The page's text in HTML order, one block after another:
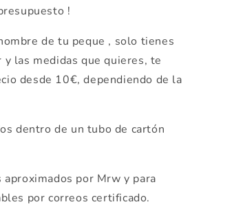
!
de tu peque , solo tienes
las medidas que quieres, te
desde 10€, dependiendo de la
dentro de un tubo de cartón
por Mrw y para
por correos certificado.